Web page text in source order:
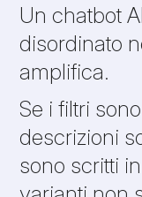
Un chatbot
disordinato
amplifica.
Se i filtri
descrizioni
sono scritti